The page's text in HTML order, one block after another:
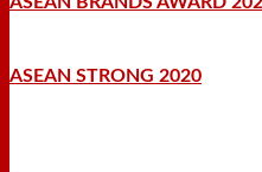
ASEAN STRONG 2020